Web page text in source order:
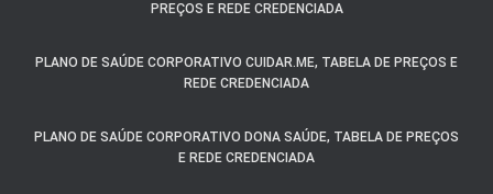
PREÇOS E REDE CREDENCIADA
PLANO DE SAÚDE CORPORATIVO CUIDAR.ME, TABELA DE PREÇOS E
REDE CREDENCIADA
PLANO DE SAÚDE CORPORATIVO DONA SAÚDE, TABELA DE PREÇOS
E REDE CREDENCIADA